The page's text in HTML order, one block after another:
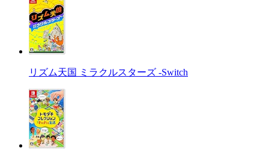
リズム天国 ミラクルスターズ -Switch